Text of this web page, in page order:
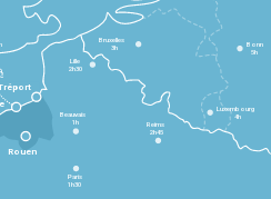
Paris
1h30
Beauvais
1h
Reims
2h45
Lille
2h30
Bruxelles
3h
Bonn
5h
Luxembourg
4h
Rouen